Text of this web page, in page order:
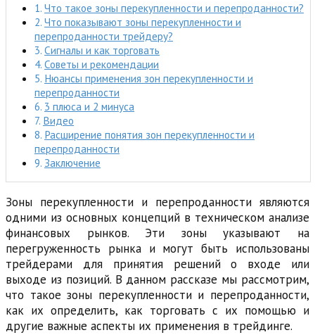
Что такое зоны перекупленности и перепроданности?
Что показывают зоны перекупленности и
перепроданности трейдеру?
Сигналы и как торговать
Советы и рекомендации
Нюансы применения зон перекупленности и
перепроданности
3 плюса и 2 минуса
Видео
Расширение понятия зон перекупленности и
перепроданности
Заключение
Зоны перекупленности и перепроданности являются
одними из основных концепций в техническом анализе
финансовых рынков. Эти зоны указывают на
перегруженность рынка и могут быть использованы
трейдерами для принятия решений о входе или
выходе из позиций. В данном рассказе мы рассмотрим,
что такое зоны перекупленности и перепроданности,
как их определить, как торговать с их помощью и
другие важные аспекты их применения в трейдинге.